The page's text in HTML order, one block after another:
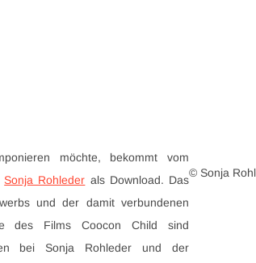
möchte, bekommt vom
Sonja Rohleder als Download. Das
und der damit verbundenen
des Films Coocon Child sind
bei Sonja Rohleder und der
© Sonja